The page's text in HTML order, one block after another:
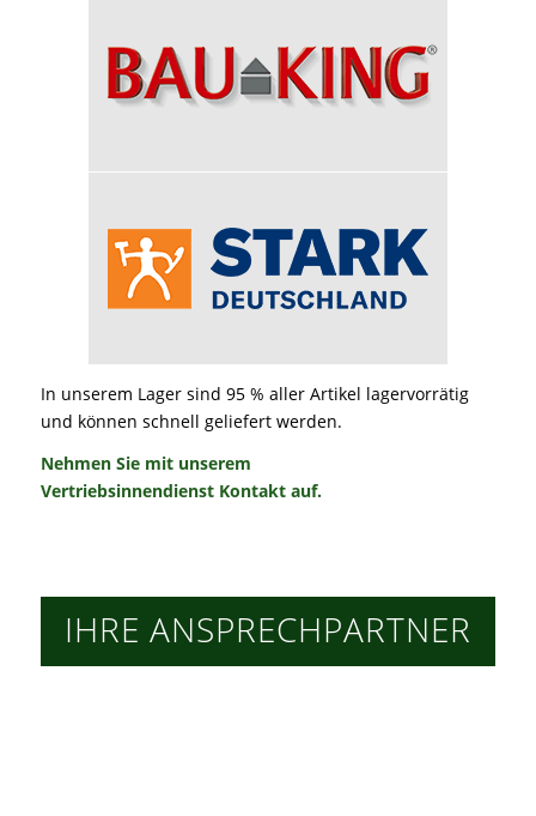
In unserem Lager sind 95 % aller Artikel lagervorrätig
und können schnell geliefert werden.
Nehmen Sie mit unserem
Vertriebsinnendienst Kontaktauf.
IHRE ANSPRECHPARTNER